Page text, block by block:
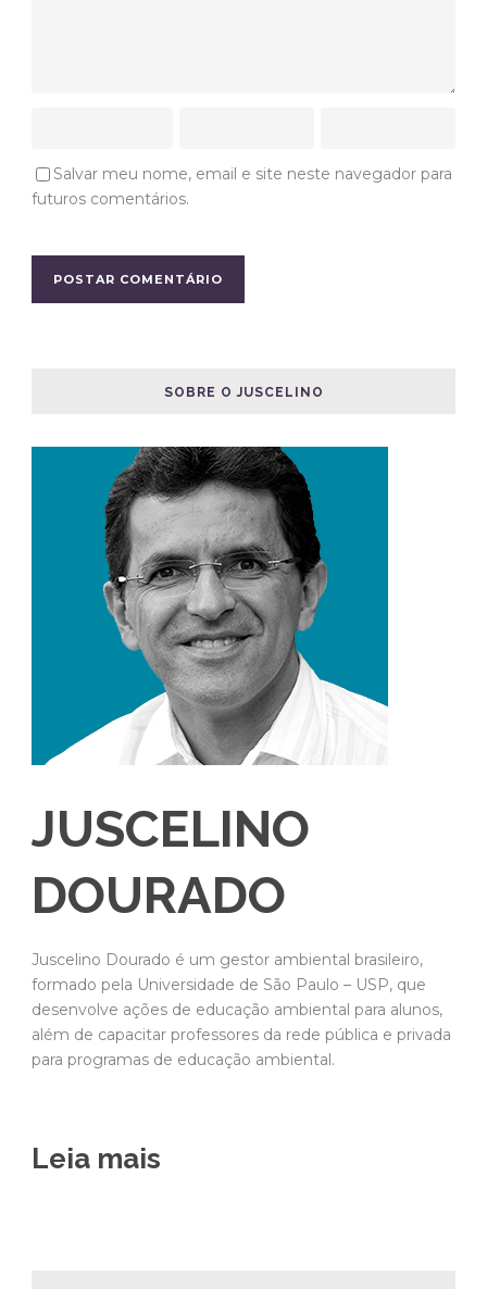
Salvar meu nome, email e site neste navegador para
futuros comentários.
SOBRE O JUSCELINO
JUSCELINO
DOURADO
Juscelino Dourado é um gestor ambiental brasileiro,
formado pela Universidade de São Paulo – USP, que
desenvolve ações de educação ambiental para alunos,
além de capacitar professores da rede pública e privada
para programas de educação ambiental.
Leia mais